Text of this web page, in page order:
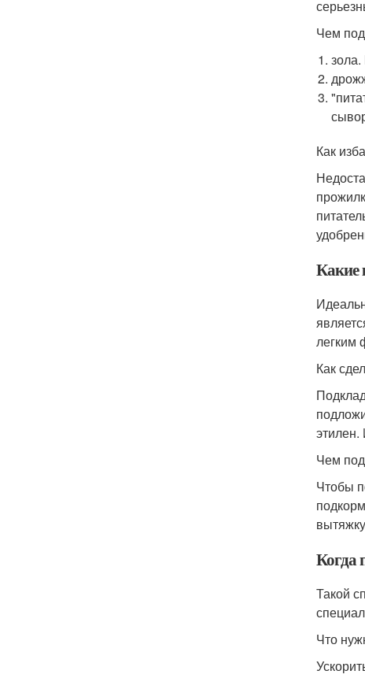
Чем
Как
Какие
легким
Как
Чем
Чтобы
Когда
Такой
Что